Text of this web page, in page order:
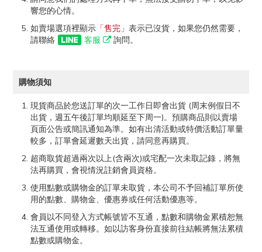
響您的心情。
如賣場選項裡顯示 「售完」 表示已沒貨，如果您仍然需要，
請聯絡
客服 詢問。
購物須知
現貨商品於您送訂單的次一工作日即會出貨 (周末例假日不
出貨，週五午後訂單均順延至下周一)。預購商品則以賣場
頁面公告或簡訊通知為準。如有出清活動或特價活動訂單量
較多，訂單會延遲數天出貨，請同意再購買。
超商取貨超過兩次以上(含兩次)或宅配一次未取記錄，將無
法再購買，會視情況註銷會員資格。
使用點數或購物金的訂單未取貨，本公司不予回補訂單所使
用的點數、購物金、優惠券或任何活動優惠等。
會員以不同登入方式帳號皆不互通，點數和購物金累積恕無
法互通使用或轉移。如以訪客身份直接前往結帳將無法累積
點數或購物金。